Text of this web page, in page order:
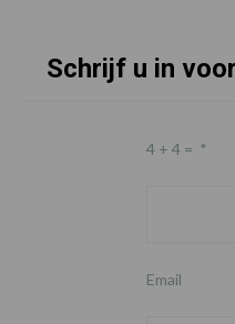
Schrijf u in
4 + 4 = *
Email